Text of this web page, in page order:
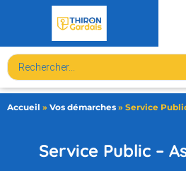
Accueil » Vos démarches » Service
Service Public –